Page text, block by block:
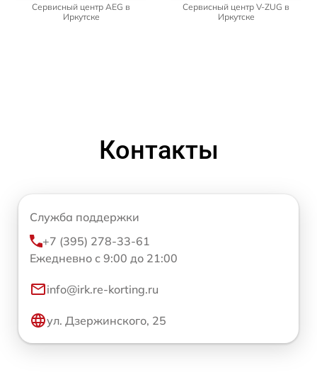
Сервисный центр AEG в
Иркутске
Сервисный центр V-ZUG в
Иркутске
Контакты
Служба поддержки
+7 (395) 278-33-61
Ежедневно с 9:00 до 21:00
info@irk.re-korting.ru
ул. Дзержинского, 25